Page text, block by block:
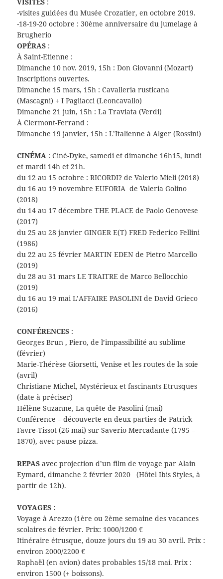
-visites guidées du Musée Crozatier, en octobre 2019.
-18-19-20 octobre : 30ème anniversaire du jumelage à
Brugherio
OPÉRAS :
À Saint-Etienne :
Dimanche 10 nov. 2019, 15h : Don Giovanni (Mozart)
Inscriptions ouvertes.
Dimanche 15 mars, 15h : Cavalleria rusticana
(Mascagni) + I Pagliacci (Leoncavallo)
Dimanche 21 juin, 15h : La Traviata (Verdi)
À Clermont-Ferrand :
Dimanche 19 janvier, 15h : L’Italienne à Alger (Rossini)
CINÉMA : Ciné-Dyke, samedi et dimanche 16h15, lundi
et mardi 14h et 21h.
du 12 au 15 octobre : RICORDI? de Valerio Mieli (2018)
du 16 au 19 novembre EUFORIA de Valeria Golino
(2018)
du 14 au 17 décembre THE PLACE de Paolo Genovese
(2017)
du 25 au 28 janvier GINGER E(T) FRED Federico Fellini
(1986)
du 22 au 25 février MARTIN EDEN de Pietro Marcello
(2019)
du 28 au 31 mars LE TRAITRE de Marco Bellocchio
(2019)
du 16 au 19 mai L’AFFAIRE PASOLINI de David Grieco
(2016)
CONFÉRENCES :
Georges Brun , Piero, de l’impassibilité au sublime
(février)
Marie-Thérèse Giorsetti, Venise et les routes de la soie
(avril)
Christiane Michel, Mystérieux et fascinants Etrusques
(date à préciser)
Hélène Suzanne, La quête de Pasolini (mai)
Conférence – découverte en deux parties de Patrick
Favre-Tissot (26 mai) sur Saverio Mercadante (1795 –
1870), avec pause pizza.
REPAS avec projection d’un film de voyage par Alain
Eymard, dimanche 2 février 2020 (Hôtel Ibis Styles, à
partir de 12h).
VOYAGES :
Voyage à Arezzo (1ère ou 2ème semaine des vacances
scolaires de février. Prix: 1000/1200 €
Itinéraire étrusque, douze jours du 19 au 30 avril. Prix :
environ 2000/2200 €
Raphaël (en avion) dates probables 15/18 mai. Prix :
environ 1500 (+ boissons).